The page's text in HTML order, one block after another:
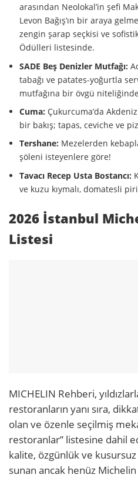
arasından Neolokal’in şefi
Levon Bağış’ın bir araya
zengin şarap seçkisi ve
Ödülleri listesinde.
SADE Beş Denizler Mutfağı:
tabağı ve patates-yoğurtla
mutfağına bir övgü
Cuma: Çukurcuma’da
bir bakış; tapas, ceviche ve
Tershane: Mezelerden
şöleni isteyenlere göre!
Tavacı Recep Usta Bostancı:
ve kuzu kıymalı, domatesli
2026 İstanbul
Listesi
MICHELIN Rehberi,
restoranların yanı sıra,
olan ve özenle seçilmiş
restoranlar” listesine dahil
kalite, özgünlük ve
sunan ancak henüz Michelin